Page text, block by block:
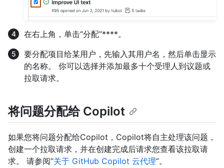
在右上角，单击“分配”****。
要分配项目给某用户，先输入其用户名，然后单击显示
的名称。 你可以选择并添加最多十个受理人到议题或
拉取请求。
将问题分配给 Copilot
如果您将问题分配给Copilot，Copilot将自主处理该问题，
创建一个拉取请求，并在创建完成后请求您查看该拉取请
求。 请参阅“关于 GitHub Copilot 云代理”。